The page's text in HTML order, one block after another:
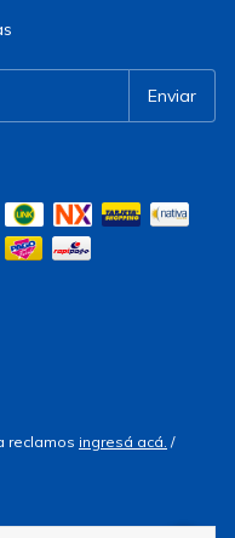
reclamos ingresá acá. /